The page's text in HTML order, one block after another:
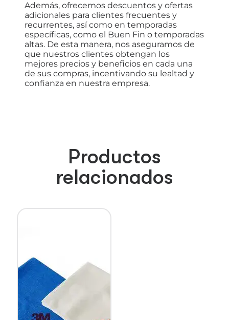
Además, ofrecemos descuentos y ofertas
adicionales para clientes frecuentes y
recurrentes, así como en temporadas
específicas, como el Buen Fin o temporadas
altas. De esta manera, nos aseguramos de
que nuestros clientes obtengan los
mejores precios y beneficios en cada una
de sus compras, incentivando su lealtad y
confianza en nuestra empresa.
Productos
relacionados